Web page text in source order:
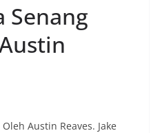
Senang
Austin Reaves. Jake